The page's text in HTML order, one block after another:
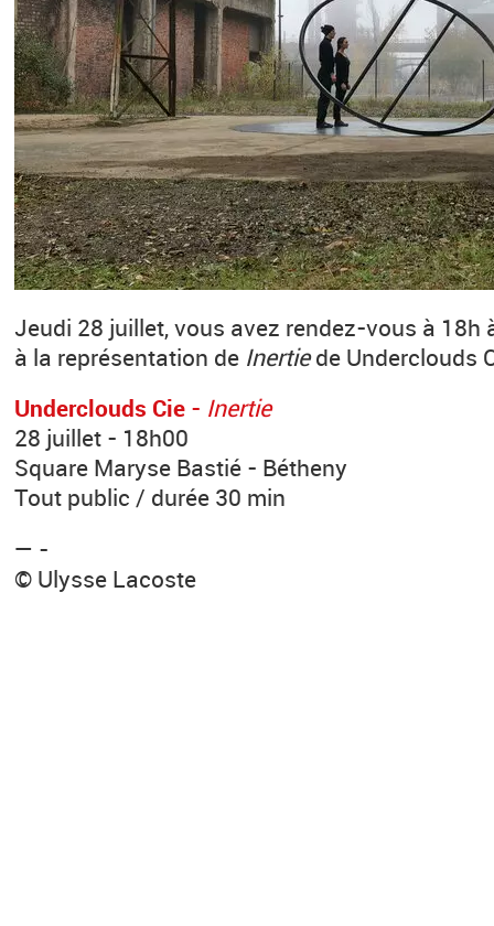
Jeudi 28 juillet, vous avez rendez-vous à 18h
à la représentation de Inertiede Underclouds
Underclouds Cie - Inertie
28 juillet - 18h00
Square Maryse Bastié - Bétheny
Tout public / durée 30 min
— -
© Ulysse Lacoste